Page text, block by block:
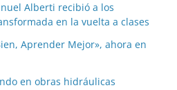
Alberti recibió a los
en la vuelta a clases
Aprender Mejor», ahora en
en obras hidráulicas